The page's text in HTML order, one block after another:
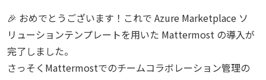
🎉 おめでとうございます！これで Azure Marketplace ソ
リューションテンプレートを用いた Mattermost の導入が
完了しました。
さっそくMattermostでのチームコラボレーション管理の